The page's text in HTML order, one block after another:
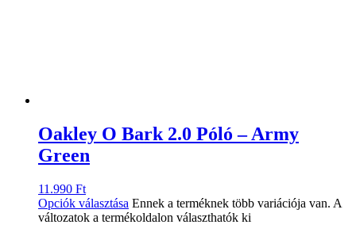
Oakley O Bark 2.0 Póló – Army
Green
11.990 Ft
Opciók választása Ennek a terméknek több variációja van. A
változatok a termékoldalon választhatók ki